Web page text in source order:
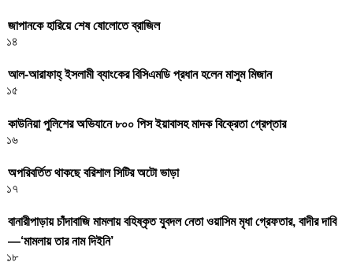
জাপানকে হারিয়ে শেষ ষোলোতে ব্রাজিল
১৪
আল-আরাফাহ্ ইসলামী ব্যাংকের বিসিএমডি প্রধান হলেন মাসুম মিজান
১৫
কাউনিয়া পুলিশের অভিযানে ৮০০ পিস ইয়াবাসহ মাদক বিক্রেতা গ্রেপ্তার
১৬
অপরিবর্তিত থাকছে বরিশাল সিটির অটো ভাড়া
১৭
বানারীপাড়ায় চাঁদাবাজি মামলায় বহিষ্কৃত যুবদল নেতা ওয়াসিম মৃধা গ্রেফতার, বাদীর দাবি
—‘মামলায় তার নাম দিইনি’
১৮